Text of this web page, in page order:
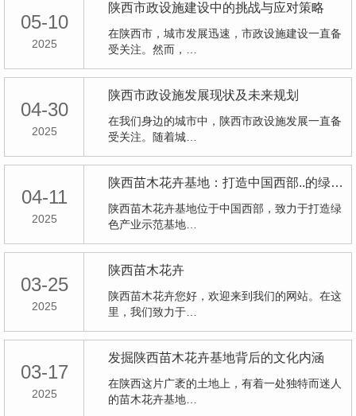
05-10
2025
陕西市政设施建设中的挑战与应对策略
在陕西市，城市发展迅速，市政设施建设一直备
受关注。然而，…
04-30
2025
陕西市政设施发展现状及未来规划
在我们身边的城市中，陕西市政设施发展一直备
受关注。随着城…
04-11
2025
陕西苗木花卉基地：打造中国西部..的绿色产业示范基地
陕西苗木花卉基地位于中国西部，致力于打造绿
色产业示范基地…
03-25
2025
陕西苗木花卉
陕西苗木花卉您好，欢迎来到我们的网站。在这
里，我们致力于…
03-17
2025
发掘陕西苗木花卉基地背后的文化内涵
在陕西这片广袤的土地上，有着一处独特而迷人
的苗木花卉基地…